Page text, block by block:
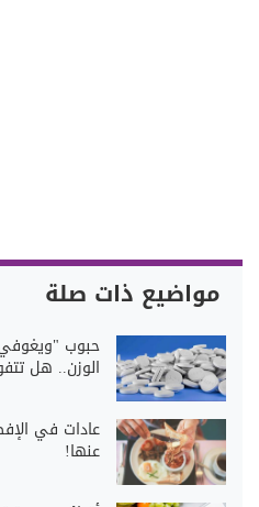
مواضيع ذات صلة
حبوب
الوزن.. هل
عادات في
عنها!